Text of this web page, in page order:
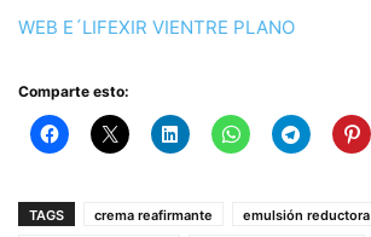
WEB E´LIFEXIR VIENTRE PLANO
Comparte esto:
TAGS crema reafirmante
emulsión reductora